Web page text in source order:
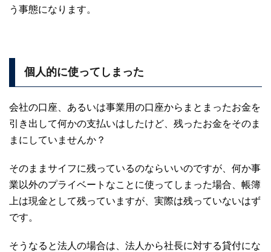
う事態になります。
個人的に使ってしまった
会社の口座、あるいは事業用の口座からまとまったお金を
引き出して何かの支払いはしたけど、残ったお金をそのま
まにしていませんか？
そのままサイフに残っているのならいいのですが、何か事
業以外のプライベートなことに使ってしまった場合、帳簿
上は現金として残っていますが、実際は残っていないはず
です。
そうなると法人の場合は、法人から社長に対する貸付にな